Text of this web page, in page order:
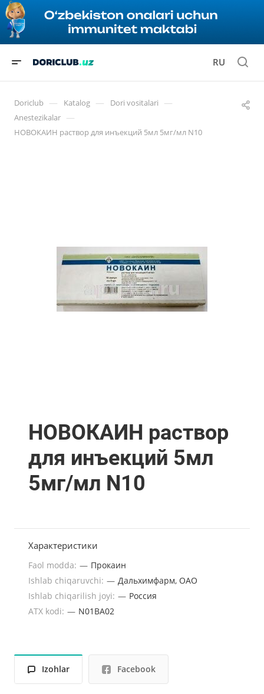
RU
Doriclub — Katalog — Dori vositalari —
Anestezikalar —
НОВОКАИН раствор для инъекций 5мл 5мг/мл N10
НОВОКАИН раствор
для инъекций 5мл
5мг/мл N10
Характеристики
Faol modda: — Прокаин
Ishlab chiqaruvchi: — Дальхимфарм, ОАО
Ishlab chiqarilish joyi: — Россия
ATX kodi: — N01BA02
Izohlar Facebook